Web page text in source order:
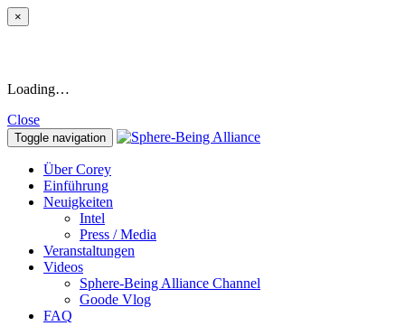
×
Loading…
Close
Toggle navigation
Über Corey
Einführung
Neuigkeiten
Intel
Press / Media
Veranstaltungen
Videos
Sphere-Being Alliance Channel
Goode Vlog
FAQ